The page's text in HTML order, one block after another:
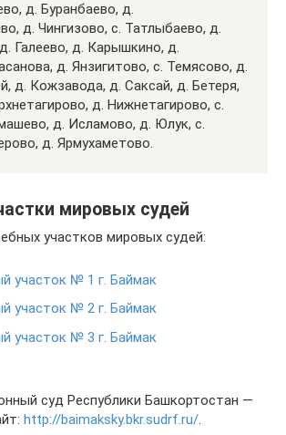
д. Буранбаево, д.
д. Чингизово, с. Татлыбаево, д.
Галеево, д. Карышкино, д.
д. Янзигитово, с. Темясово, д.
д. Кожзавода, д. Саксай, д. Бетеря,
д. Нижнетагирово, с.
д. Исламово, д. Юлук, с.
д. Ярмухаметово.
мировых судей
участков мировых судей:
участок № 1 г. Баймак
участок № 2 г. Баймак
участок № 3 г. Баймак
суд Республики Башкортостан —
http://baimaksky.bkr.sudrf.ru/